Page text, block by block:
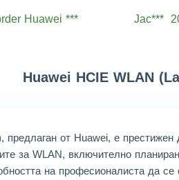
Huawei *** Lev***
order Huawei *** Aid***
order Huawei ***
Huawei *** Mic***
Huawei HCIE WLAN
от Huawei, е
за WLAN, включително
на професионалиста да